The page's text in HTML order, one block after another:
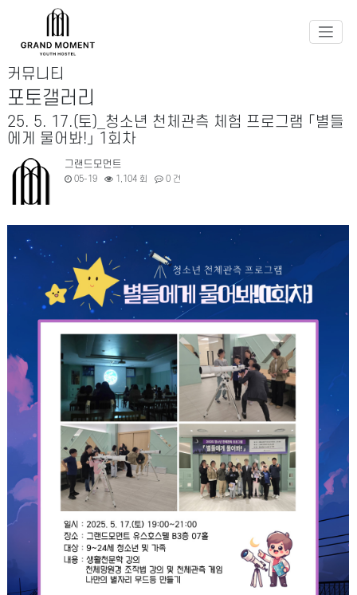
커뮤니티
포토갤러리
25. 5. 17.(토)_청소년 천체관측 체험 프로그램 「별들
에게 물어봐!」 1회차
그랜드모먼트
05-19 1,104 회 0 건